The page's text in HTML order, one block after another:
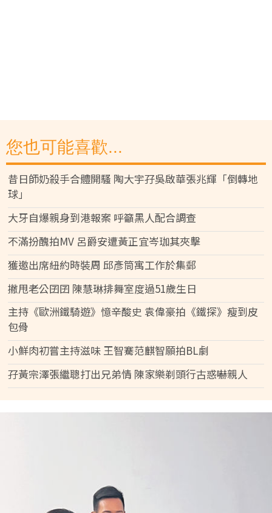
您也可能喜歡...
昔日師奶殺手合體開騷 陶大宇孖吳啟華張兆輝「倒轉地
球」
大牙自爆親身到港報案 呼籲黑人配合調查
不滿扮醜拍MV 呂爵安遭黃正宜岑珈其夾擊
獲邀出席紐約時裝周 邱彥筒寓工作於集郵
撇甩老公囝囝 陳慧琳排舞室度過51歲生日
主持《歐洲鐵騎遊》憶辛酸史 袁偉豪拍《鐵探》瘦到皮
包骨
小鮮肉初嘗主持滋味 王智騫范麒智願拍BL劇
孖黃宗澤張繼聰打出兄弟情 陳家樂剃頭行古惑嚇親人